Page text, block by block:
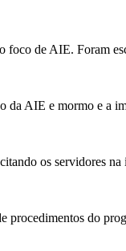
de AIE. Foram
AIE e mormo e a
os servidores
procedimentos do